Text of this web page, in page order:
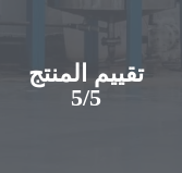
تقييم المنتج
5/5